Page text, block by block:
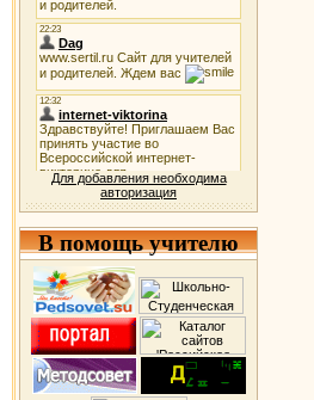
Для добавления необходима
авторизация
В помощь учителю